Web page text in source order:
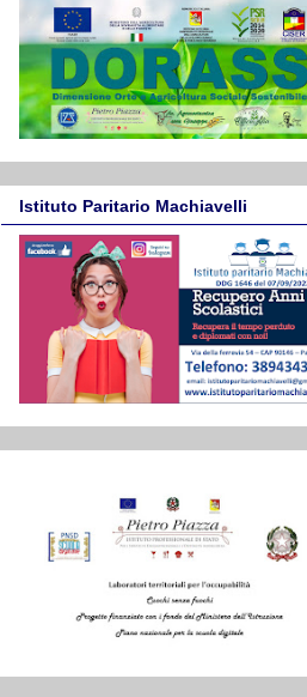
Istituto Paritario Machiavelli